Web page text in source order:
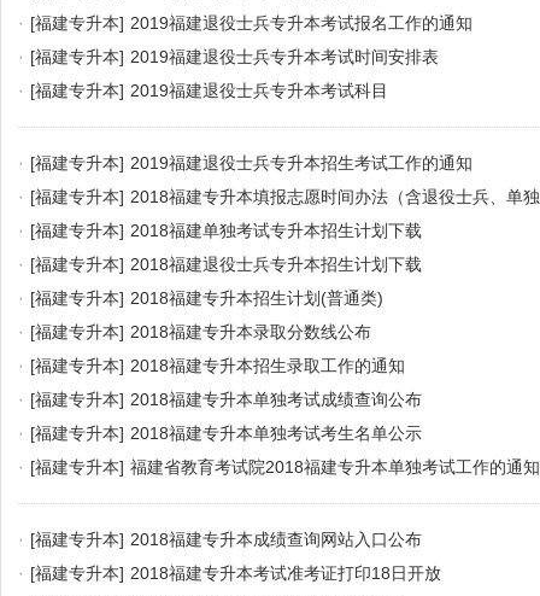
· [福建专升本] 2019福建退役士兵专升本考试报名工作的通知
· [福建专升本] 2019福建退役士兵专升本考试时间安排表
· [福建专升本] 2019福建退役士兵专升本考试科目
· [福建专升本] 2019福建退役士兵专升本招生考试工作的通知
· [福建专升本] 2018福建专升本填报志愿时间办法（含退役士兵、单
· [福建专升本] 2018福建单独考试专升本招生计划下载
· [福建专升本] 2018福建退役士兵专升本招生计划下载
· [福建专升本] 2018福建专升本招生计划(普通类)
· [福建专升本] 2018福建专升本录取分数线公布
· [福建专升本] 2018福建专升本招生录取工作的通知
· [福建专升本] 2018福建专升本单独考试成绩查询公布
· [福建专升本] 2018福建专升本单独考试考生名单公示
· [福建专升本] 福建省教育考试院2018福建专升本单独考试工作的通知
· [福建专升本] 2018福建专升本成绩查询网站入口公布
· [福建专升本] 2018福建专升本考试准考证打印18日开放